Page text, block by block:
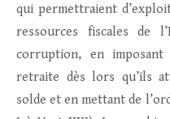
qui permettraient
ressources fiscales de
corruption, en
retraite dès lors qu’ils
solde et en mettant de